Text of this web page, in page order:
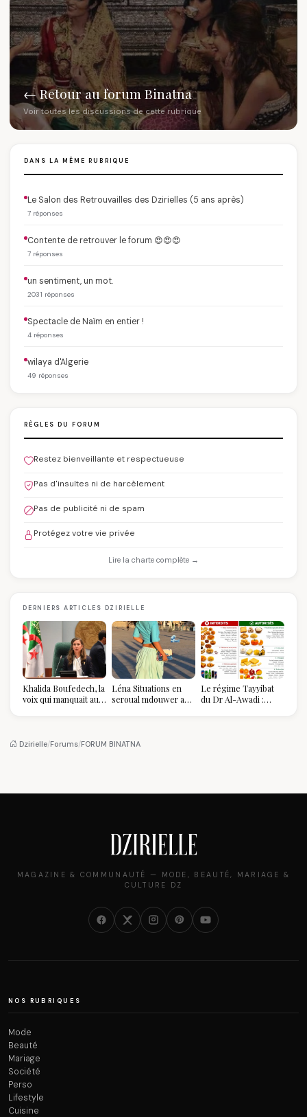
← Retour au forum Binatna
Voir toutes les discussions de cette rubrique
DANS LA MÊME RUBRIQUE
Le Salon des Retrouvailles des Dzirielles (5 ans après)
7 réponses
Contente de retrouver le forum 😍😍😍
7 réponses
un sentiment, un mot.
2031 réponses
Spectacle de Naïm en entier !
4 réponses
wilaya d'Algerie
49 réponses
RÈGLES DU FORUM
Restez bienveillante et respectueuse
Pas d'insultes ni de harcèlement
Pas de publicité ni de spam
Protégez votre vie privée
Lire la charte complète →
DERNIERS ARTICLES DZIRIELLE
Khalida Boufedech, la
voix qui manquait au
Léna Situations en
seroual mdouwer au
pièce mode de l'été
Le régime Tayyibat
du Dr Al-Awadi :
Dzirielle/Forums/FORUM BINATNA
MAGAZINE & COMMUNAUTÉ — MODE, BEAUTÉ, MARIAGE &
CULTURE DZ
NOS RUBRIQUES
Mode
Beauté
Mariage
Société
Perso
Lifestyle
Cuisine